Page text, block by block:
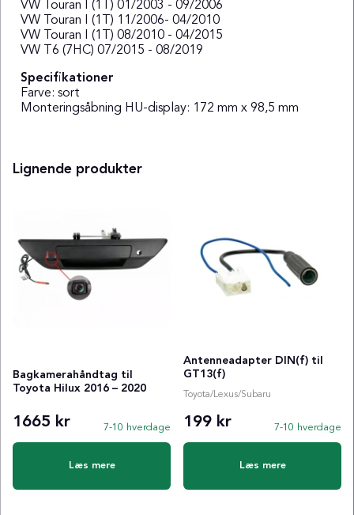
VW Touran I (1T) 01/2003 - 09/2006
VW Touran I (1T) 11/2006- 04/2010
VW Touran I (1T) 08/2010 - 04/2015
VW T6 (7HC) 07/2015 - 08/2019
Specifikationer
Farve: sort
Monteringsåbning HU-display: 172 mm x 98,5 mm
Lignende produkter
Bagkamerahåndtag til
Toyota Hilux 2016 – 2020
1665 kr 7-10 hverdage
Læs mere
Antenneadapter DIN(f) til
GT13(f)
Toyota/Lexus/Subaru
199 kr 7-10 hverdage
Læs mere